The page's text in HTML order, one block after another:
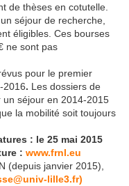
de thèses en cotutelle.
séjour de recherche,
éligibles. Ces bourses
ne sont pas
pour le premier
2016. Les dossiers de
séjour en 2014-2015
la mobilité soit toujours
: le 25 mai 2015
: www.frnl.eu
(depuis janvier 2015),
lille3.fr)